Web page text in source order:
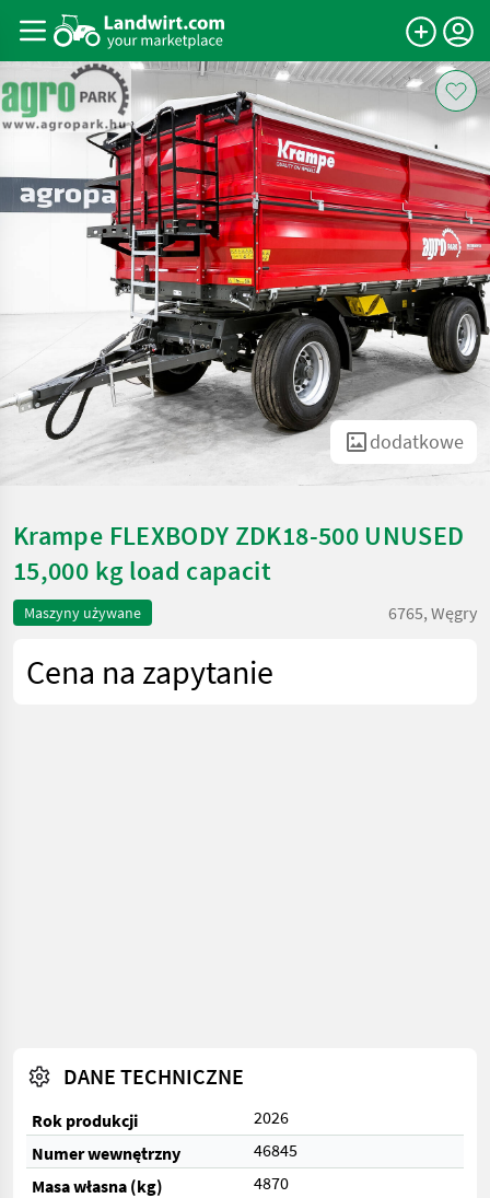
dodatkowe
Krampe FLEXBODY ZDK18-500 UNUSED
15,000 kg load capacit
Maszyny używane 6765, Węgry
Cena na zapytanie
DANE TECHNICZNE
Rok produkcji
2026
Numer wewnętrzny
46845
Masa własna (kg)
4870